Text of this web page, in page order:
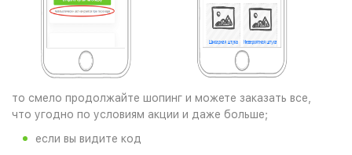
то смело продолжайте шопинг и можете заказать все,
что угодно по условиям акции и даже больше;
если вы видите код